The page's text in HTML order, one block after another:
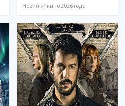
Новинки кино 2026 года